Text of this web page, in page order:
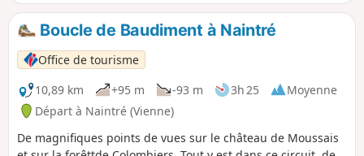
Boucle de Baudiment à Naintré
Office de tourisme
10,89 km
+95 m -93 m 3h 25
Moyenne
Départ à Naintré (Vienne)
De magnifiques points de vues sur le château de Moussais